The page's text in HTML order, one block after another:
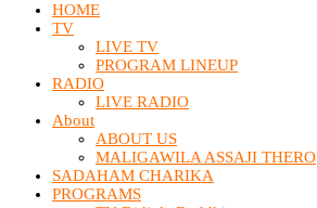
HOME
TV
LIVE TV
PROGRAM LINEUP
RADIO
LIVE RADIO
About
ABOUT US
MALIGAWILA ASSAJI THERO
SADAHAM CHARIKA
PROGRAMS